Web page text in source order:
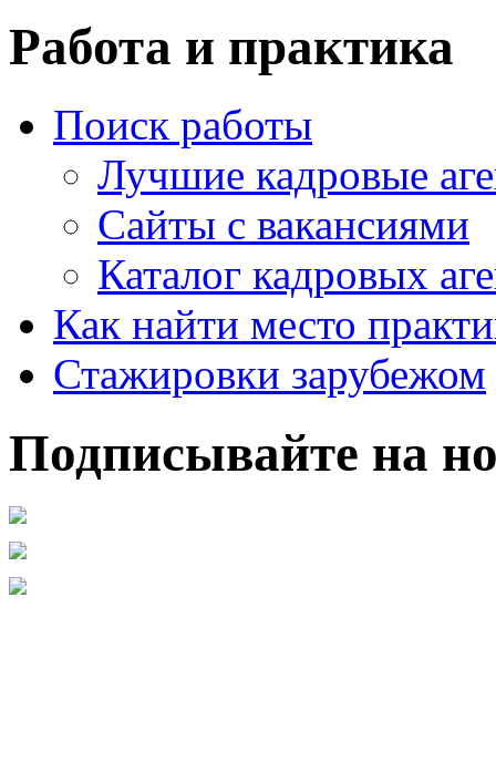
Работа и практика
Поиск работы
Лучшие кадровые
Сайты с вакансиями
Каталог кадровых
Как найти место
Стажировки зарубежом
Подписывайте на